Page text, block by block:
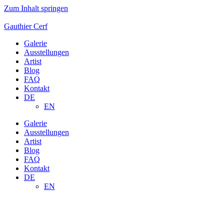
Zum Inhalt springen
Gauthier Cerf
Galerie
Ausstellungen
Artist
Blog
FAQ
Kontakt
DE
EN
Galerie
Ausstellungen
Artist
Blog
FAQ
Kontakt
DE
EN